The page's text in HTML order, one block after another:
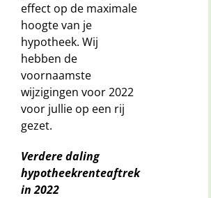
effect op de maximale
hoogte van je
hypotheek. Wij
hebben de
voornaamste
wijzigingen voor 2022
voor jullie op een rij
gezet.
Verdere daling
hypotheekrenteaftrek
in 2022